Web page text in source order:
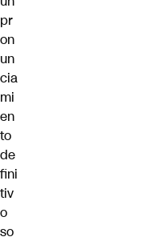
pr
on
un
cia
mi
en
to
de
fini
tiv
o
so